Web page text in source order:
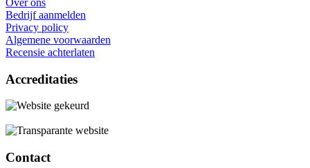
Over ons
Bedrijf aanmelden
Privacy policy
Algemene voorwaarden
Recensie achterlaten
Accreditaties
Contact